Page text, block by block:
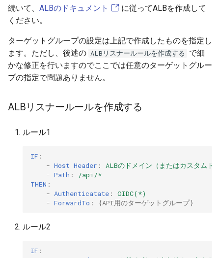
続いて、 ALBのドキュメント
に従ってALBを作成して
ください。
ターゲットグループの設定は上記で作成したものを指定し
ます。ただし、後述の ALBリスナールールを作成する
で細
かな修正を行いますのでここでは任意のターゲットグルー
プの指定で問題ありません。
ALBリスナールールを作成する
ルール1
IF :
- Host Header :
ALBのドメイン（またはカスタムド
- Path :
/api/*
THEN :
- Authenticatate :
OIDC(*)
- ForwardTo : {API用のターゲットグループ}
ルール2
IF :